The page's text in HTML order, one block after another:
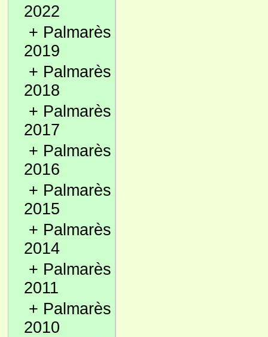
2022
+ Palmarès
2019
+ Palmarès
2018
+ Palmarès
2017
+ Palmarès
2016
+ Palmarès
2015
+ Palmarès
2014
+ Palmarès
2011
+ Palmarès
2010